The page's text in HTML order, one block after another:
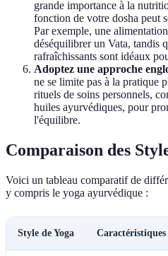
grande importance à la
fonction de votre dosha peut
Par exemple, une
déséquilibrer un Vata, tandis
rafraîchissants sont idéaux
Adoptez une approche
ne se limite pas à la pratique
rituels de soins personnels,
huiles ayurvédiques, pour
l'équilibre.
Comparaison des
Voici un tableau comparatif de
y compris le yoga ayurvédique :
Style de Yoga Caractéristiques